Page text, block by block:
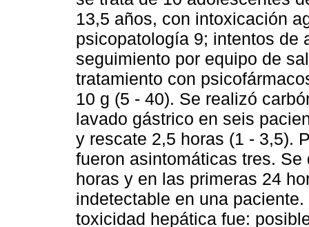
13,5 años, con intoxicación
psicopatología 9; intentos de
seguimiento por equipo de
tratamiento con
10 g (5 - 40). Se realizó
lavado gástrico en seis
y rescate 2,5 horas (1 - 3,5).
fueron asintomáticas tres.
horas y en las primeras 24
indetectable en una
toxicidad hepática fue: